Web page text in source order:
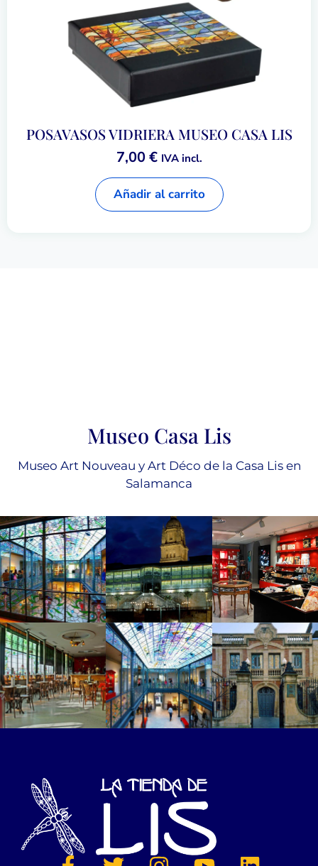
POSAVASOS VIDRIERA MUSEO CASA LIS
7,00€ IVA incl.
Añadir al carrito
Museo Casa Lis
Museo Art Nouveau y Art Déco de la Casa Lis en
Salamanca